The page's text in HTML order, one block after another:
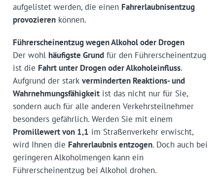
aufgelistet werden, die einen Fahrerlaubnisentzug
provozierenkönnen.
Führerscheinentzug wegen Alkohol oder Drogen
Der wohl häufigste Grundfür den Führerscheinentzug
ist die Fahrt unter Drogen oder Alkoholeinfluss.
Aufgrund der stark verminderten Reaktions- und
Wahrnehmungsfähigkeitist das nicht nur für Sie,
sondern auch für alle anderen Verkehrsteilnehmer
besonders gefährlich. Werden Sie mit einem
Promillewert von 1,1 im Straßenverkehr erwischt,
wird Ihnen die Fahrerlaubnis entzogen. Doch auch bei
geringeren Alkoholmengen kann ein
Führerscheinentzug bei Alkohol drohen.